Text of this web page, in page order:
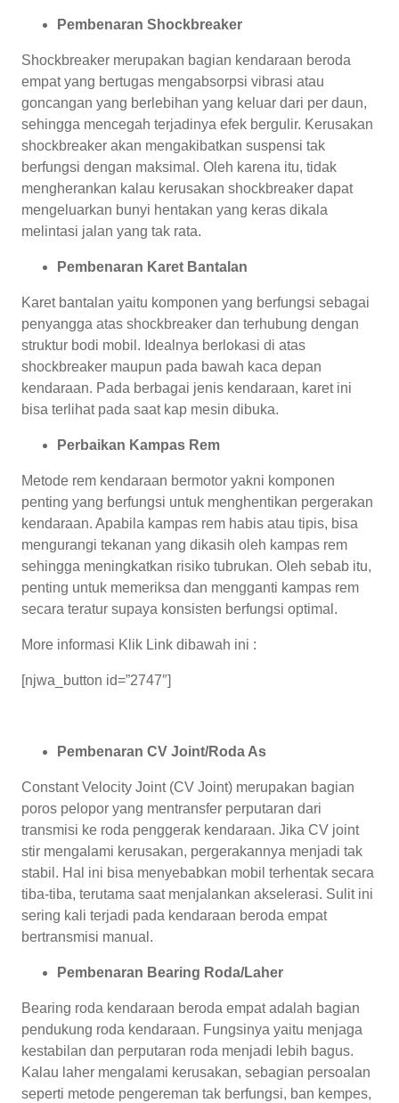
Pembenaran Shockbreaker
Shockbreaker merupakan bagian kendaraan beroda
empat yang bertugas mengabsorpsi vibrasi atau
goncangan yang berlebihan yang keluar dari per daun,
sehingga mencegah terjadinya efek bergulir. Kerusakan
shockbreaker akan mengakibatkan suspensi tak
berfungsi dengan maksimal. Oleh karena itu, tidak
mengherankan kalau kerusakan shockbreaker dapat
mengeluarkan bunyi hentakan yang keras dikala
melintasi jalan yang tak rata.
Pembenaran Karet Bantalan
Karet bantalan yaitu komponen yang berfungsi sebagai
penyangga atas shockbreaker dan terhubung dengan
struktur bodi mobil. Idealnya berlokasi di atas
shockbreaker maupun pada bawah kaca depan
kendaraan. Pada berbagai jenis kendaraan, karet ini
bisa terlihat pada saat kap mesin dibuka.
Perbaikan Kampas Rem
Metode rem kendaraan bermotor yakni komponen
penting yang berfungsi untuk menghentikan pergerakan
kendaraan. Apabila kampas rem habis atau tipis, bisa
mengurangi tekanan yang dikasih oleh kampas rem
sehingga meningkatkan risiko tubrukan. Oleh sebab itu,
penting untuk memeriksa dan mengganti kampas rem
secara teratur supaya konsisten berfungsi optimal.
More informasi Klik Link dibawah ini :
[njwa_button id=”2747″]
Pembenaran CV Joint/Roda As
Constant Velocity Joint (CV Joint) merupakan bagian
poros pelopor yang mentransfer perputaran dari
transmisi ke roda penggerak kendaraan. Jika CV joint
stir mengalami kerusakan, pergerakannya menjadi tak
stabil. Hal ini bisa menyebabkan mobil terhentak secara
tiba-tiba, terutama saat menjalankan akselerasi. Sulit ini
sering kali terjadi pada kendaraan beroda empat
bertransmisi manual.
Pembenaran Bearing Roda/Laher
Bearing roda kendaraan beroda empat adalah bagian
pendukung roda kendaraan. Fungsinya yaitu menjaga
kestabilan dan perputaran roda menjadi lebih bagus.
Kalau laher mengalami kerusakan, sebagian persoalan
seperti metode pengereman tak berfungsi, ban kempes,